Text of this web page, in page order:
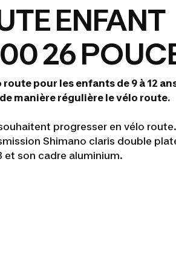
ENFANT
26
pour les enfants de 9 à 12
manière régulière le vélo route.
progresser en vélo
Shimano claris double
et son cadre aluminium.